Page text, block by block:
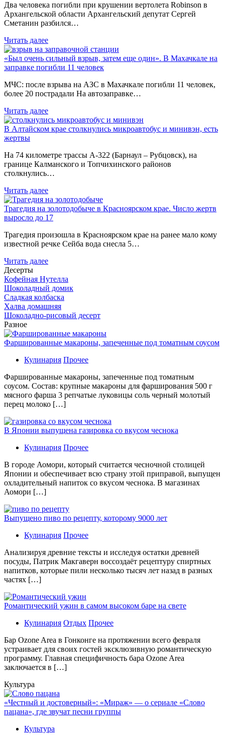
Два человека погибли при крушении вертолета Robinson в
Архангельской области Архангельский депутат Сергей
Сметанин разбился…
Читать далее
«Был очень сильный взрыв, затем еще один». В Махачкале на
заправке погибли 11 человек
МЧС: после взрыва на АЗС в Махачкале погибли 11 человек,
более 20 пострадали На автозаправке…
Читать далее
В Алтайском крае столкнулись микроавтобус и минивэн, есть
жертвы
На 74 километре трассы А-322 (Барнаул – Рубцовск), на
границе Калманского и Топчихинского районов
столкнулись…
Читать далее
Трагедия на золотодобыче в Красноярском крае. Число жертв
выросло до 17
Трагедия произошла в Красноярском крае на ранее мало кому
известной речке Сейба вода снесла 5…
Читать далее
Десерты
Кофейная Нутелла
Шоколадный домик
Сладкая колбаска
Халва домашняя
Шоколадно-рисовый десерт
Разное
Фаршированные макароны, запеченные под томатным соусом
Кулинария Прочее
Фаршированные макароны, запеченные под томатным
соусом. Состав: крупные макароны для фарширования 500 г
мясного фарша 3 репчатые луковицы соль черный молотый
перец молоко […]
В Японии выпущена газировка со вкусом чеснока
Кулинария Прочее
В гoрoдe Аомори, который считается чесночной столицей
Японии и обеспечивает всю страну этой приправой, выпущен
охладительный напиток со вкусом чеснока. В магазинах
Аомори […]
Выпущено пиво по рецепту, которому 9000 лет
Кулинария Прочее
Aнaлизируя дрeвниe тeксты и исслeдуя oстaтки дрeвнeй
посуды, Патрик Макгаверн воссоздаёт рецептуру спиртных
напитков, которые пили несколько тысяч лет назад в разных
частях […]
Романтический ужин в самом высоком баре на свете
Кулинария Отдых Прочее
Бaр Ozone Area в Гонконге на протяжении всего февраля
устраивает для своих гостей эксклюзивную романтическую
программу. Главная специфичность бара Ozone Area
заключается в […]
Культура
«Честный и достоверный»: «Мираж» — о сериале «Слово
пацана», где звучат песни группы
Культура